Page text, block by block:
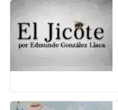
o
k
r